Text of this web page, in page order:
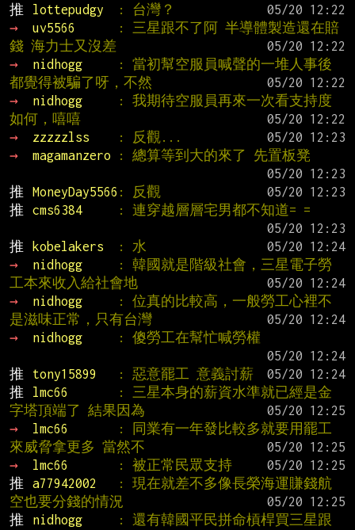
推
lottepudgy : 台灣？
→
uv5566
: 三星跟不了阿 半導體製造還在賠
錢 海力士又沒差
→
nidhogg
: 當初幫空服員喊聲的一堆人事後
都覺得被騙了呀，不然
→
nidhogg
: 我期待空服員再來一次看支持度
如何，嘻嘻
→
zzzzzlss : 反觀...
→
magamanzero
: 總算等到大的來了 先置板凳
推
MoneyDay5566 : 反觀
推
cms6384
: 連穿越層層宅男都不知道= =
推
kobelakers : 水
→
nidhogg
: 韓國就是階級社會，三星電子勞
工本來收入給社會地
→
nidhogg
: 位真的比較高，一般勞工心裡不
是滋味正常，只有台灣
→
nidhogg
: 傻勞工在幫忙喊勞權
推
tony15899 : 惡意罷工 意義討薪
推
lmc66
: 三星本身的薪資水準就已經是金
字塔頂端了 結果因為
→
lmc66
: 同業有一年發比較多就要用罷工
來威脅拿更多 當然不
→
lmc66 : 被正常民眾支持
推
a77942002
: 現在就差不多像長榮海運賺錢航
空也要分錢的情況
推
nidhogg
: 還有韓國平民拼命槓桿買三星跟